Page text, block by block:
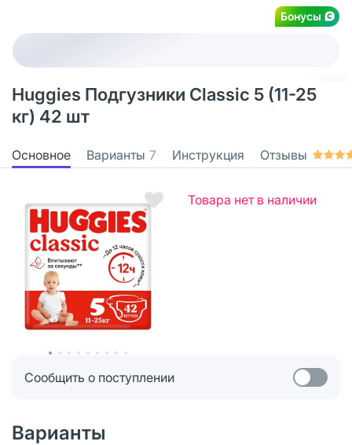
Бонусы
Huggies Подгузники Classic 5 (11-25
кг) 42 шт
Основное Варианты 7 Инструкция Отзывы
Товара нет в наличии
Сообщить о поступлении
Варианты